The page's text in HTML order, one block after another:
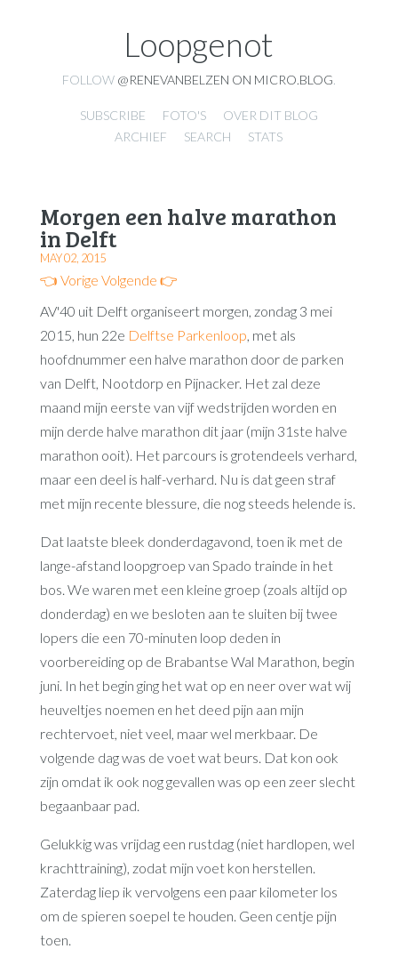
Loopgenot
FOLLOW @RENEVANBELZEN ON MICRO.BLOG
SUBSCRIBE FOTO'S
OVER DIT BLOG
ARCHIEF
SEARCH STATS
Morgen een halve marathon
in Delft
MAY 02, 2015
👈 Vorige Volgende 👉
AV'40 uit Delft organiseert morgen, zondag 3 mei
2015, hun 22e Delftse Parkenloop, met als
hoofdnummer een halve marathon door de parken
van Delft, Nootdorp en Pijnacker. Het zal deze
maand mijn eerste van vijf wedstrijden worden en
mijn derde halve marathon dit jaar (mijn 31ste halve
marathon ooit). Het parcours is grotendeels verhard,
maar een deel is half-verhard. Nu is dat geen straf
met mijn recente blessure, die nog steeds helende is.
Dat laatste bleek donderdagavond, toen ik met de
lange-afstand loopgroep van Spado trainde in het
bos. We waren met een kleine groep (zoals altijd op
donderdag) en we besloten aan te sluiten bij twee
lopers die een 70-minuten loop deden in
voorbereiding op de Brabantse Wal Marathon, begin
juni. In het begin ging het wat op en neer over wat wij
heuveltjes noemen en het deed pijn aan mijn
rechtervoet, niet veel, maar wel merkbaar. De
volgende dag was de voet wat beurs. Dat kon ook
zijn omdat ik ook nog gevallen was op een zeer slecht
begaanbaar pad.
Gelukkig was vrijdag een rustdag (niet hardlopen, wel
krachttraining), zodat mijn voet kon herstellen.
Zaterdag liep ik vervolgens een paar kilometer los
om de spieren soepel te houden. Geen centje pijn
toen.